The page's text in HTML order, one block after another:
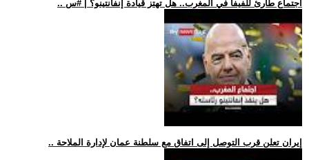
.. اجتماع طارئ للفيفا في المغرب.. هل تهتز قيادة إنفانتينو؟ | #س
.. إيران تعلن قرب التوصل إلى اتفاق مع سلطنة عمان لإدارة الملاحة